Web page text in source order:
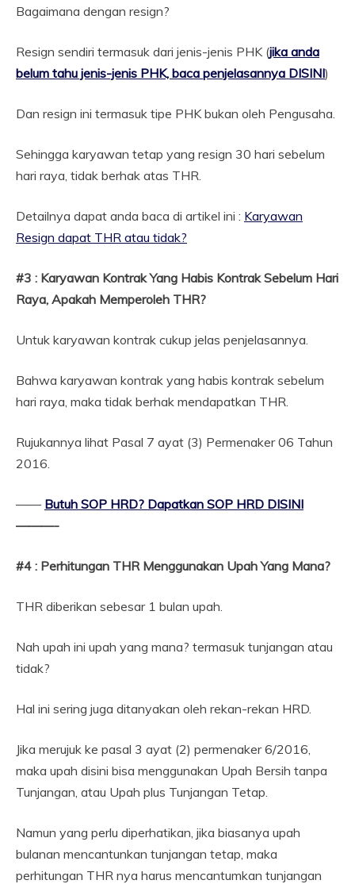
Bagaimana dengan resign?
Resign sendiri termasuk dari jenis-jenis PHK (jika anda
belum tahu jenis-jenis PHK, baca penjelasannya DISINI)
Dan resign ini termasuk tipe PHK bukan oleh Pengusaha.
Sehingga karyawan tetap yang resign 30 hari sebelum
hari raya, tidak berhak atas THR.
Detailnya dapat anda baca di artikel ini : Karyawan
Resign dapat THR atau tidak?
#3 : Karyawan Kontrak Yang Habis Kontrak Sebelum Hari
Raya, Apakah Memperoleh THR?
Untuk karyawan kontrak cukup jelas penjelasannya.
Bahwa karyawan kontrak yang habis kontrak sebelum
hari raya, maka tidak berhak mendapatkan THR.
Rujukannya lihat Pasal 7 ayat (3) Permenaker 06 Tahun
2016.
—— Butuh SOP HRD? Dapatkan SOP HRD DISINI
———-
#4 : Perhitungan THR Menggunakan Upah Yang Mana?
THR diberikan sebesar 1 bulan upah.
Nah upah ini upah yang mana? termasuk tunjangan atau
tidak?
Hal ini sering juga ditanyakan oleh rekan-rekan HRD.
Jika merujuk ke pasal 3 ayat (2) permenaker 6/2016,
maka upah disini bisa menggunakan Upah Bersih tanpa
Tunjangan, atau Upah plus Tunjangan Tetap.
Namun yang perlu diperhatikan, jika biasanya upah
bulanan mencantunkan tunjangan tetap, maka
perhitungan THR nya harus mencantumkan tunjangan